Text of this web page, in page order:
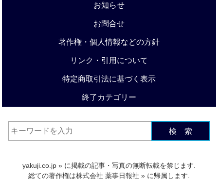
お知らせ
お問合せ
著作権・個人情報などの方針
リンク・引用について
特定商取引法に基づく表示
終了カテゴリー
検 索
yakuji.co.jp » に掲載の記事・写真の無断転載を禁じます.
総ての著作権は株式会社 薬事日報社 » に帰属します.